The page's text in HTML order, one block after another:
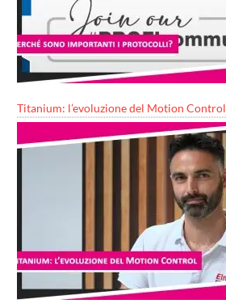
Titanium: l’evoluzione del Motion Control